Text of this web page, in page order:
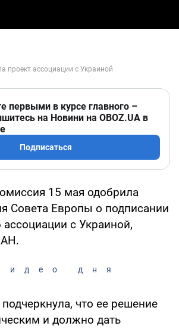
первыми в курсе главного –
на Новини на OBOZ.UA в
Подписаться
15 мая одобрила
Совета Европы о подписании
с Украиной,
дня
что ее решение
и должно дать